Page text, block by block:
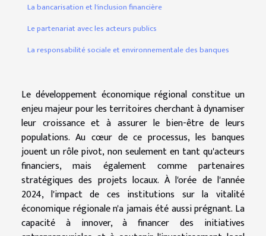
La bancarisation et l'inclusion financière
Le partenariat avec les acteurs publics
La responsabilité sociale et environnementale des banques
Le développement économique régional constitue un
enjeu majeur pour les territoires cherchant à dynamiser
leur croissance et à assurer le bien-être de leurs
populations. Au cœur de ce processus, les banques
jouent un rôle pivot, non seulement en tant qu'acteurs
financiers, mais également comme partenaires
stratégiques des projets locaux. À l'orée de l'année
2024, l'impact de ces institutions sur la vitalité
économique régionale n'a jamais été aussi prégnant. La
capacité à innover, à financer des initiatives